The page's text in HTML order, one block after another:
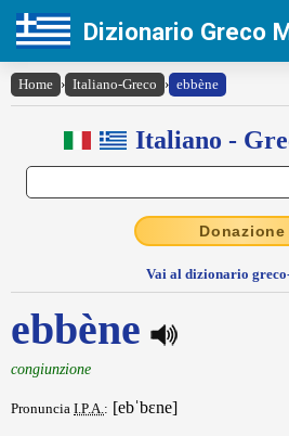
Dizionario Greco
Home › Italiano-Greco › ebbène
Italiano -
Donazione
Vai al dizionario
ebbène
congiunzione
Pronuncia I.P.A.: [ebˈbɛne]